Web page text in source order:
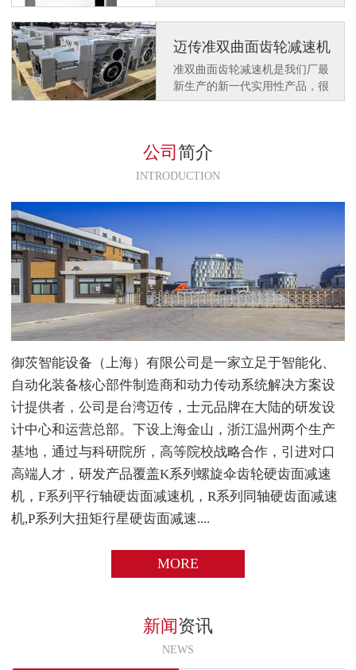
行轴齿轮减速机作为动力配套使
用平稳，为环保事业提供助力支
持。那么F系列平行轴齿轮减速
迈传准双曲面齿轮减速机
KM502系列的应用
准双曲面齿轮减速机是我们厂最
新生产的新一代实用性产品，很
多客户在使用过程中给予了好
设备中，使用平稳。
公司 简介
INTRODUCTION
御茨智能设备（上海）有限公司是一家立足于智能化、
自动化装备核心部件制造商和动力传动系统解决方案设
计提供者，公司是台湾迈传，士元品牌在大陆的研发设
计中心和运营总部。下设上海金山，浙江温州两个生产
基地，通过与科研院所，高等院校战略合作，引进对口
高端人才，研发产品覆盖K系列螺旋伞齿轮硬齿面减速
机，F系列平行轴硬齿面减速机，R系列同轴硬齿面减速
机,P系列大扭矩行星硬齿面减速....
MORE
新闻资讯
NEWS